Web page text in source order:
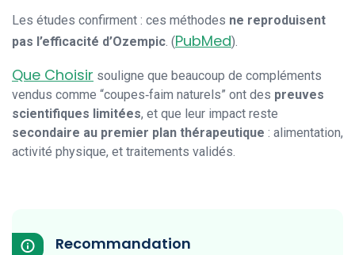
Les études confirment : ces méthodes ne reproduisent
pas l’efficacité d’Ozempic. (PubMed).
Que Choisir souligne que beaucoup de compléments
vendus comme “coupes‑faim naturels” ont des preuves
scientifiques limitées, et que leur impact reste
secondaire au premier plan thérapeutique : alimentation,
activité physique, et traitements validés.
Recommandation